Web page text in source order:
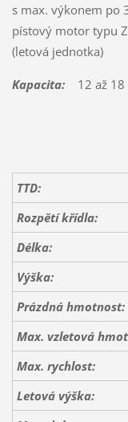
s max. výkonem po
pístový motor typu
(letová jednotka)
Kapacita:12 až 18
TTD:
Rozpětí křídla:
Délka:
Výška:
Prázdná hmotnost:
Max. vzletová
Max. rychlost:
Letová výška: